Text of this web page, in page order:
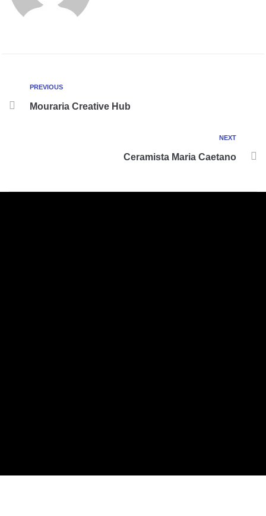
PREVIOUS
Mouraria Creative Hub
NEXT
Ceramista Maria Caetano